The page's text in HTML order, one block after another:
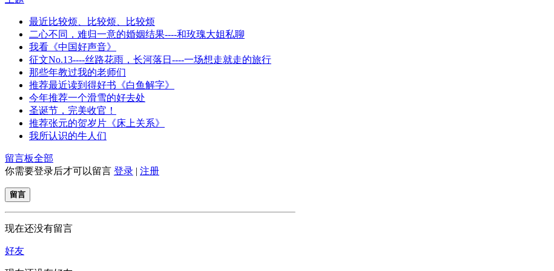
最近比较烦、比较烦、比较烦
二心不同，难归一意的婚姻结果----和玫瑰大姐私聊
我看《中国好声音》
征文No.13----丝路花雨，长河落日----一场想走就走的旅行
那些年教过我的老师们
推荐最近读到得好书《白鱼解字》
今年推荐一个滑雪的好去处
圣诞节，完美收官！
推荐张元的贺岁片《床上关系》
我所认识的牛人们
留言板全部
你需要登录后才可以留言 登录 | 注册
留言
现在还没有留言
好友